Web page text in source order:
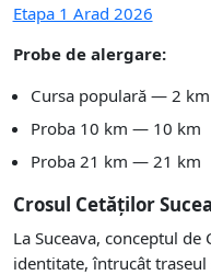
Etapa 1 Arad 2026
Probe de alergare:
Cursa populară — 2 km
Proba 10 km — 10 km
Proba 21 km — 21 km
Crosul Cetăților
La Suceava, conceptul
identitate, întrucât traseul